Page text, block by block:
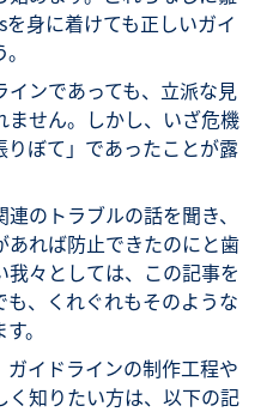
身に着けても正しいガイ
ンであっても、立派な見
せん。しかし、いざ危機
ぼて」であったことが露
のトラブルの話を聞き、
れば防止できたのにと歯
々としては、この記事を
、くれぐれもそのような
。
イドラインの制作工程や
知りたい方は、以下の記